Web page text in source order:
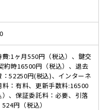
費:1ヶ月550円（税込）、鍵交
約時16500円（税込）、退去
：52250円(税込)、インターネ
料：有料、更新手数料:16500
）、保証委託料：必要、引落
円（税込）